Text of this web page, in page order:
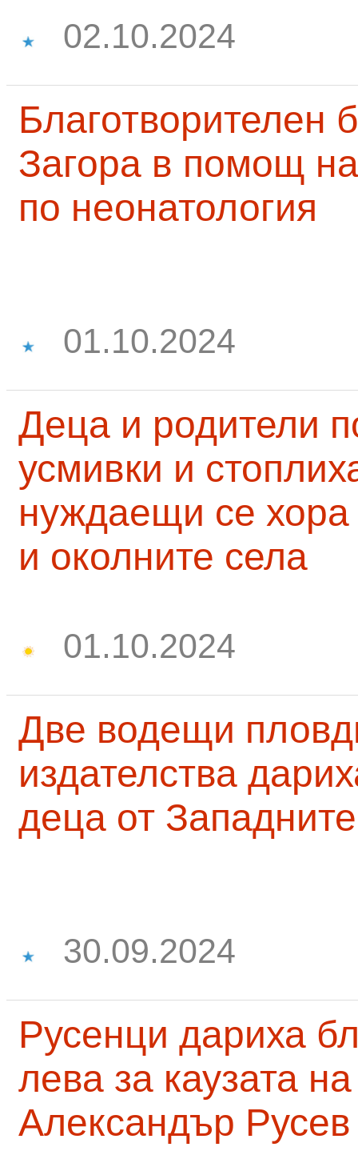
02.10.2024
Благотворителен
Загора в помощ
по неонатология
01.10.2024
Деца и родители
усмивки и
нуждаещи се
и околните села
01.10.2024
Две водещи
издателства
деца от
30.09.2024
Русенци дариха
лева за каузата
Александър Русев